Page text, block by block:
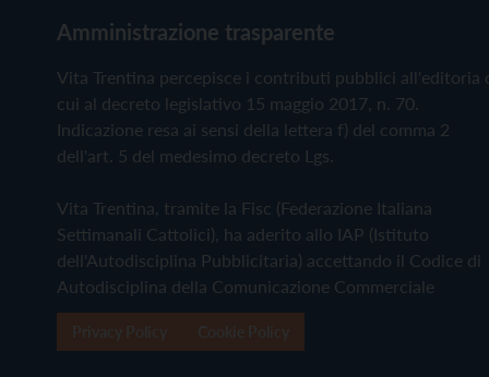
Amministrazione trasparente
Vita Trentina percepisce i contributi pubblici all'editoria
cui al decreto legislativo 15 maggio 2017, n. 70.
Indicazione resa ai sensi della lettera f) del comma 2
dell'art. 5 del medesimo decreto Lgs.
Vita Trentina, tramite la Fisc (Federazione Italiana
Settimanali Cattolici), ha aderito allo IAP (Istituto
dell'Autodisciplina Pubblicitaria) accettando il Codice di
Autodisciplina della Comunicazione Commerciale